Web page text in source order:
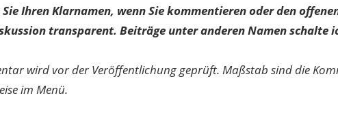
Ihren Klarnamen, wenn Sie kommentieren oder den
transparent. Beiträge unter anderen Namen schalte
wird vor der Veröffentlichung geprüft. Maßstab sind die
im Menü.